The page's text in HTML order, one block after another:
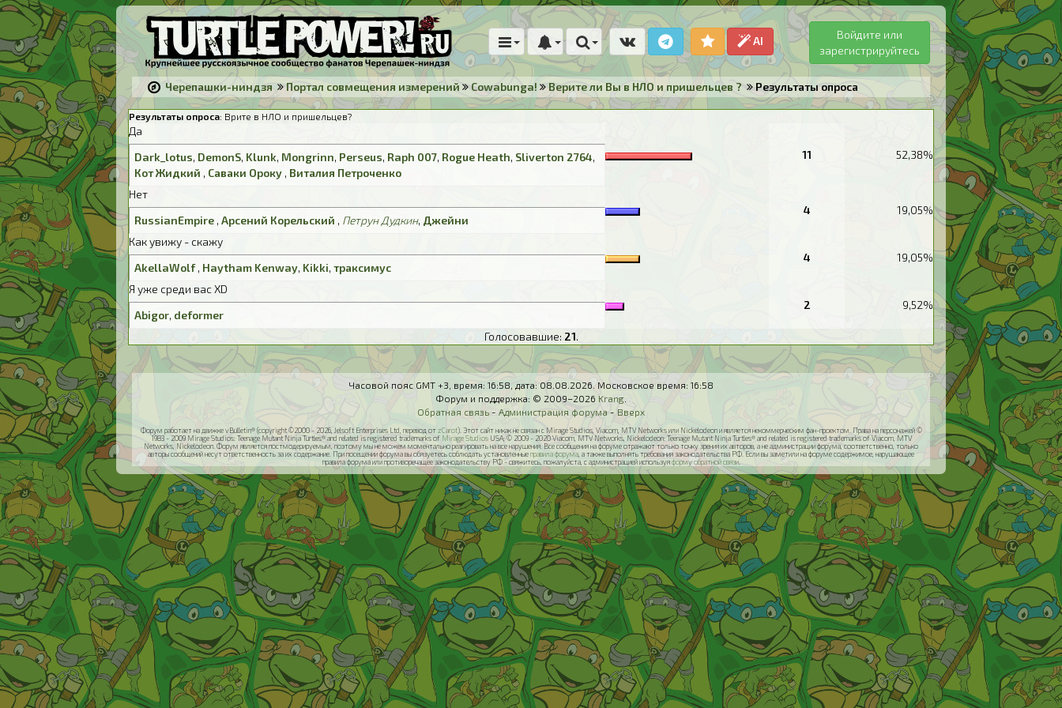
AI
Войдите или
зарегистрируйтесь
Черепашки-ниндзя Портал совмещения измерений Cowabunga! Верите ли Вы в НЛО и пришельцев ? Результаты опроса
Результаты опроса: Врите в НЛО и пришельцев?
Да
Dark_lotus, DemonS, Klunk, Mongrinn, Perseus, Raph 007, Rogue Heath, Sliverton 2764,
Кот Жидкий , Саваки Ороку , Виталия Петроченко
11 52,38%
Нет
RussianEmpire , Арсений Корельский , Петрун Дудкин, Джейни
4 19,05%
Как увижу - скажу
AkellaWolf , Haytham Kenway, Kikki, траксимус
4 19,05%
Я уже среди вас XD
Abigor, deformer
2 9,52%
Голосовавшие: 21.
Часовой пояс GMT +3, время: 16:58 , дата: 08.08.2026. Московское время: 16:58
Форум и поддержка: © 2009–2026 Krang.
Обратная связь - Администрация форума - Вверх
Форум работает на движке vBulletin® (copyright ©2000 - 2026, Jelsoft Enterprises Ltd, перевод отzCarot). Этот сайт никак не связан с Mirage Studios, Viacom, MTV Networks или Nickelodeon и является некоммерческим фан-проектом. Права на персонажей ©
1983 - 2009 Mirage Studios: Teenage Mutant Ninja Turtles® and related is registered trademarks of Mirage StudiosUSA; © 2009 - 2020 Viacom, MTV Networks, Nickelodeon: Teenage Mutant Ninja Turtles® and related is registered trademarks of Viacom, MTV
Networks, Nickelodeon. Форум является постмодерируемым, поэтому мы не можем моментально реагировать на все нарушения. Все сообщения на форуме отражают только точку зрения их авторов, а не администрации форума, соответственно, только
авторы сообщений несут ответственность за их содержание. При посещении форума вы обязуетесь соблюдать установленныеправила форума , а также выполнять требования законодательства РФ. Если вы заметили на форуме содержимое, нарушающее
правила форума или противоречащее законодательству РФ - свяжитесь, пожалуйста, с администрацией используяформу обратной связи.